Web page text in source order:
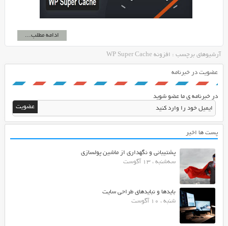
ادامه مطلب...
آرشیوهای برچسب : افزونه WP Super Cache
عضویت در خبرنامه
در خبرنامه ی ما عضو شوید
پست ها اخیر
پشتیبانی و نگهداری از ماشین پولسازی
سه‌شنبه ، 13 آگوست
بایدها و نبایدهای طراحی سایت
شنبه ، 10 آگوست